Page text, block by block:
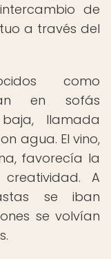
de
a través del
como
en sofás
llamada
agua. El vino,
favorecía la
A
se iban
se volvían